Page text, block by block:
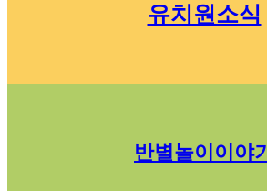
유치원소식
반별놀이이야기